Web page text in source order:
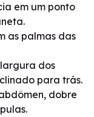
em um ponto
as palmas das
dos
para trás.
dobre